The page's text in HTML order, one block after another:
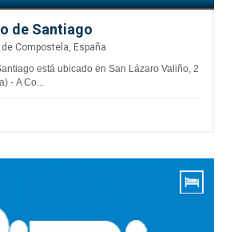
de Santiago
Compostela, España
está ubicado en San Lázaro Valiño, 2
- A Co...